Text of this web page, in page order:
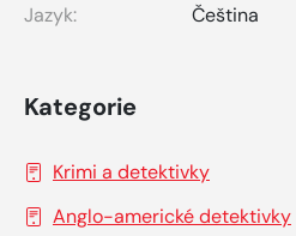
Jazyk:
Čeština
Kategorie
Krimi a detektivky
Anglo-americké detektivky